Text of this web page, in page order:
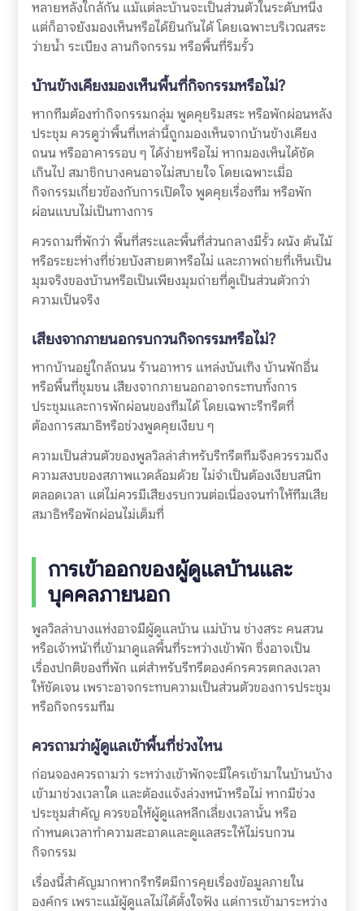
หลายหลังใกล้กัน แม้แต่ละบ้านจะเป็นส่วนตัวในระดับหนึ่ง
แต่ก็อาจยังมองเห็นหรือได้ยินกันได้ โดยเฉพาะบริเวณสระ
ว่ายน้ำ ระเบียง ลานกิจกรรม หรือพื้นที่ริมรั้ว
บ้านข้างเคียงมองเห็นพื้นที่กิจกรรมหรือไม่?
หากทีมต้องทำกิจกรรมกลุ่ม พูดคุยริมสระ หรือพักผ่อนหลัง
ประชุม ควรดูว่าพื้นที่เหล่านี้ถูกมองเห็นจากบ้านข้างเคียง
ถนน หรืออาคารรอบ ๆ ได้ง่ายหรือไม่ หากมองเห็นได้ชัด
เกินไป สมาชิกบางคนอาจไม่สบายใจ โดยเฉพาะเมื่อ
กิจกรรมเกี่ยวข้องกับการเปิดใจ พูดคุยเรื่องทีม หรือพัก
ผ่อนแบบไม่เป็นทางการ
ควรถามที่พักว่า พื้นที่สระและพื้นที่ส่วนกลางมีรั้ว ผนัง ต้นไม้
หรือระยะห่างที่ช่วยบังสายตาหรือไม่ และภาพถ่ายที่เห็นเป็น
มุมจริงของบ้านหรือเป็นเพียงมุมถ่ายที่ดูเป็นส่วนตัวกว่า
ความเป็นจริง
เสียงจากภายนอกรบกวนกิจกรรมหรือไม่?
หากบ้านอยู่ใกล้ถนน ร้านอาหาร แหล่งบันเทิง บ้านพักอื่น
หรือพื้นที่ชุมชน เสียงจากภายนอกอาจกระทบทั้งการ
ประชุมและการพักผ่อนของทีมได้ โดยเฉพาะรีทรีตที่
ต้องการสมาธิหรือช่วงพูดคุยเงียบ ๆ
ความเป็นส่วนตัวของพูลวิลล่าสำหรับรีทรีตทีมจึงควรรวมถึง
ความสงบของสภาพแวดล้อมด้วย ไม่จำเป็นต้องเงียบสนิท
ตลอดเวลา แต่ไม่ควรมีเสียงรบกวนต่อเนื่องจนทำให้ทีมเสีย
สมาธิหรือพักผ่อนไม่เต็มที่
การเข้าออกของผู้ดูแลบ้านและ
บุคคลภายนอก
พูลวิลล่าบางแห่งอาจมีผู้ดูแลบ้าน แม่บ้าน ช่างสระ คนสวน
หรือเจ้าหน้าที่เข้ามาดูแลพื้นที่ระหว่างเข้าพัก ซึ่งอาจเป็น
เรื่องปกติของที่พัก แต่สำหรับรีทรีตองค์กรควรตกลงเวลา
ให้ชัดเจน เพราะอาจกระทบความเป็นส่วนตัวของการประชุม
หรือกิจกรรมทีม
ควรถามว่าผู้ดูแลเข้าพื้นที่ช่วงไหน
ก่อนจองควรถามว่า ระหว่างเข้าพักจะมีใครเข้ามาในบ้านบ้าง
เข้ามาช่วงเวลาใด และต้องแจ้งล่วงหน้าหรือไม่ หากมีช่วง
ประชุมสำคัญ ควรขอให้ผู้ดูแลหลีกเลี่ยงเวลานั้น หรือ
กำหนดเวลาทำความสะอาดและดูแลสระให้ไม่รบกวน
กิจกรรม
เรื่องนี้สำคัญมากหากรีทรีตมีการคุยเรื่องข้อมูลภายใน
องค์กร เพราะแม้ผู้ดูแลไม่ได้ตั้งใจฟัง แต่การเข้ามาระหว่าง